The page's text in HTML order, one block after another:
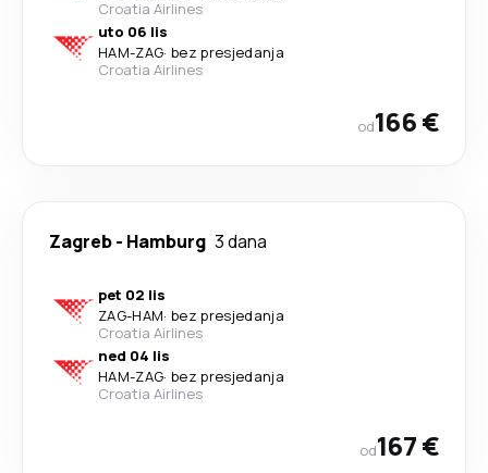
Croatia Airlines
uto 06 lis
HAM-ZAG· bez presjedanja
Croatia Airlines
od166 €
Zagreb- Hamburg 3 dana
pet 02 lis
ZAG-HAM· bez presjedanja
Croatia Airlines
ned 04 lis
HAM-ZAG· bez presjedanja
Croatia Airlines
od167 €